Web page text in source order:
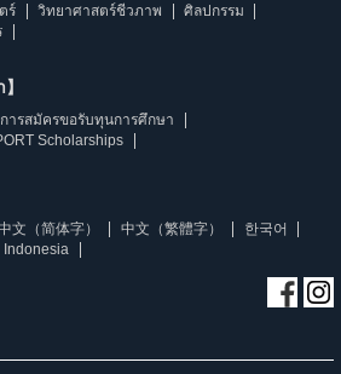
ร์
วิทยาศาสตร์ชีวภาพ
ศิลปกรรม
การสมัครขอรับทุนการศึกษา
Scholarships
文（简体字） 中文（繁體字）
한국어
Indonesia